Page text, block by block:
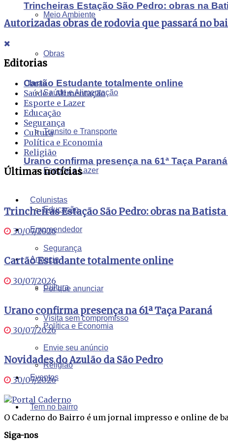
Trincheiras Estação São Pedro: obras na
Cartão Estudante totalmente online
Urano confirma presença na 61ª Taça Paraná
Colunistas
Empreendedor
Anuncie
Por que anunciar
Visita sem compromisso
Envie seu anúncio
Eventos
Tem no bairro
Meio Ambiente
Obras
Saúde e Alimentação
Transito e Transporte
Esporte e Lazer
Educação
Segurança
Cultura
Política e Economia
Religião
Autorizadas obras de rodovia que passará no
Editorias
Obras
Saúde e Alimentação
Esporte e Lazer
Educação
Segurança
Cultura
Política e Economia
Religião
Últimas notícias
Trincheiras Estação São Pedro: obras na
30/07/2026
Cartão Estudante totalmente online
30/07/2026
Urano confirma presença na 61ª Taça Paraná
30/07/2026
Novidades do Azulão da São Pedro
30/07/2026
O Caderno do Bairro é um jornal impresso e online de
Siga-nos